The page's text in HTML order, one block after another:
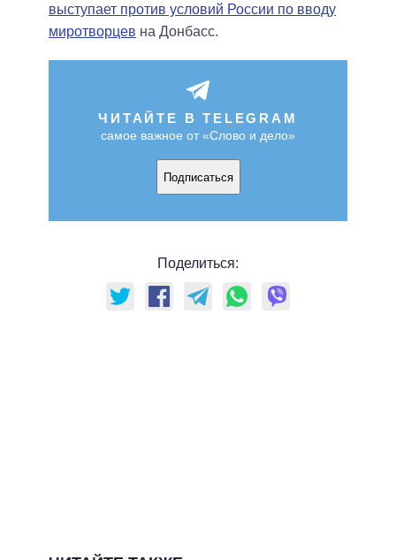
выступает против условий России по вводу
миротворцев на Донбасс.
ЧИТАЙТЕ В TELEGRAM
самое важное от «Слово и дело»
Подписаться
Поделиться: